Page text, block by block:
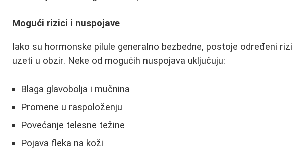
Mogući rizici i nuspojave
Iako su hormonske pilule generalno bezbedne, postoje određeni
uzeti u obzir. Neke od mogućih nuspojava uključuju:
Blaga glavobolja i mučnina
Promene u raspoloženju
Povećanje telesne težine
Pojava fleka na koži